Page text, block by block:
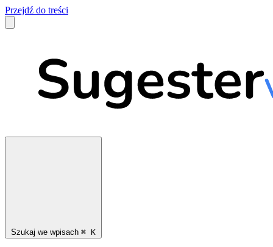
Przejdź do treści
Szukaj we wpisach ⌘ K